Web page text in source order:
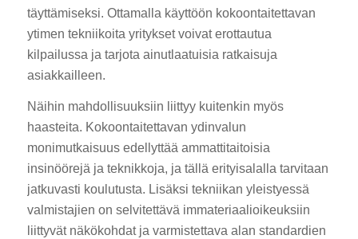
täyttämiseksi. Ottamalla käyttöön kokoontaitettavan
ytimen tekniikoita yritykset voivat erottautua
kilpailussa ja tarjota ainutlaatuisia ratkaisuja
asiakkailleen.
Näihin mahdollisuuksiin liittyy kuitenkin myös
haasteita. Kokoontaitettavan ydinvalun
monimutkaisuus edellyttää ammattitaitoisia
insinöörejä ja teknikkoja, ja tällä erityisalalla tarvitaan
jatkuvasti koulutusta. Lisäksi tekniikan yleistyessä
valmistajien on selvitettävä immateriaalioikeuksiin
liittyvät näkökohdat ja varmistettava alan standardien